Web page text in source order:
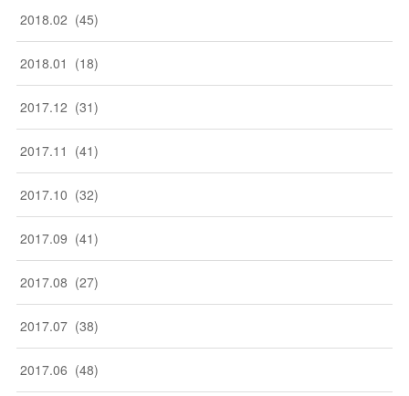
2018.02 (45)
2018.01 (18)
2017.12 (31)
2017.11 (41)
2017.10 (32)
2017.09 (41)
2017.08 (27)
2017.07 (38)
2017.06 (48)